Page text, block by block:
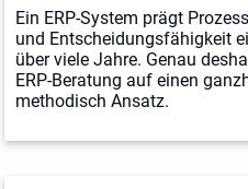
Ein ERP-System prägt
und Entscheidungsfähigkeit
über viele Jahre. Genau
ERP-Beratung auf einen
methodisch Ansatz.